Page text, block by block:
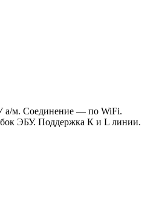
а/м. Соединение — по WiFi.
ЭБУ. Поддержка К и L линии.